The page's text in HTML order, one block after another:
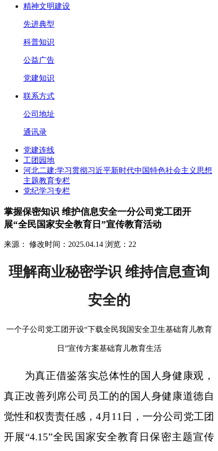
精神文明建设
先进典型
科普知识
公益广告
党建知识
联系方式
公司地址
通讯录
党建连线
工团园地
河北二建:学习贯彻习近平新时代中国特色社会主义思想
主题教育专栏
党纪学习专栏
掌握保密知识 维护信息安全一分公司党工团开
展“全民国家安全教育日”宣传教育活动
来源： 修改时间：2025.04.14 浏览：22
理解商业秘密学识 维持信息查询
安全的
一个子公司党工团开设“下载全民我国安全卫生基础育儿教育
日”宣传方案基础育儿教育生活
为真正借鉴落实总体性的国人身健康观，
真正改善列席公司员工的的国人身健康道德自
觉性和权责责任感，4月11日，一分公司党工团
开展“4.15”全民国家安全教育日保密主题宣传